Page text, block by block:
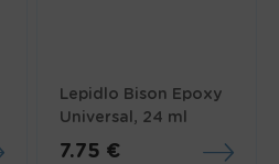
Lepidlo Bison Epoxy
Universal, 24 ml
7.75 €